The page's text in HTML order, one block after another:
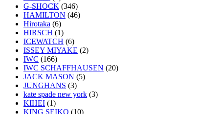
G-SHOCK (346)
HAMILTON (46)
Hirotaka (6)
HIRSCH (1)
ICEWATCH (6)
ISSEY MIYAKE (2)
IWC (166)
IWC SCHAFFHAUSEN (20)
JACK MASON (5)
JUNGHANS (3)
kate spade new york (3)
KIHEI (1)
KING SEIKO (10)